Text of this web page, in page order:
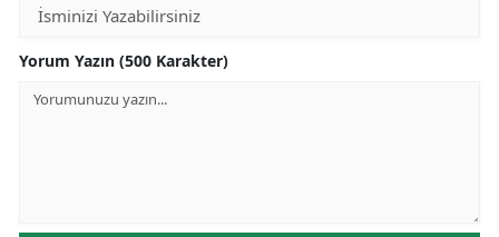
Yorum Yazın (500 Karakter)